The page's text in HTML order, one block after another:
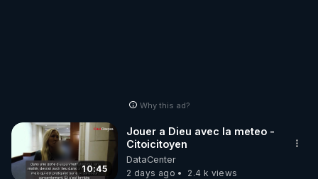
Why this ad?
10:45
Jouer a Dieu avec la meteo -
Citoicitoyen
DataCenter
2 days ago
2.4 k views